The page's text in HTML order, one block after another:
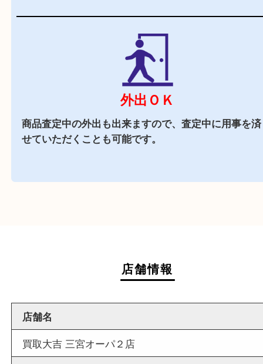
駐車場あり
ダイエー三宮店の施設駐車場をご利用ください。
ダイエー神戸三宮の3階に店舗がございますので
中にお買い物も出来る買取店です。